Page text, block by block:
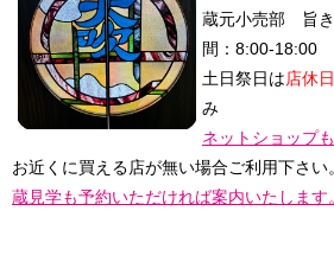
蔵元小売部 旨き
間：8:00-
土日祭日は店休
み
ネットショップ
お近くに買える店が無い場合ご利用下さい。
蔵見学も予約いただければ案内いたします。